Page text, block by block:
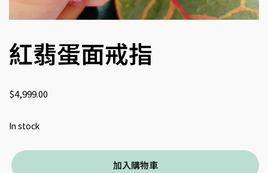
紅翡蛋面戒指
$4,999.00
In stock
加入購物車